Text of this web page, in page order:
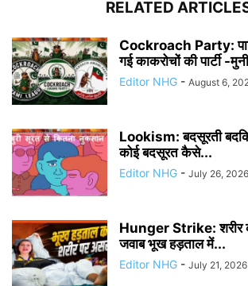
RELATED
Cockroach Party:
गई काकरोचों की पार्टी -
Editor NHG - August 6,
Lookism: बदसूरती
कोई बदसूरत कैसे...
Editor NHG - July 26, 2026
Hunger Strike: शरीर
जवाब भूख हड़ताल में...
Editor NHG - July 21, 2026